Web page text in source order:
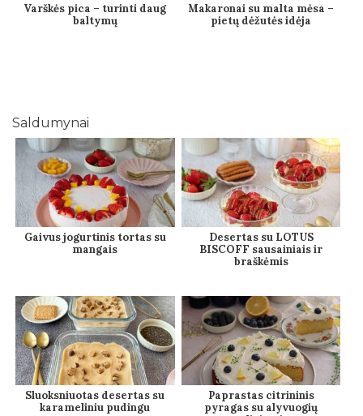
Varškės pica – turinti daug
baltymų
Makaronai su malta mėsa –
pietų dėžutės idėja
Saldumynai
Gaivus jogurtinis tortas su
mangais
Desertas su LOTUS
BISCOFF sausainiais ir
braškėmis
Sluoksniuotas desertas su
karameliniu pudingu
Paprastas citrininis
pyragas su alyvuogių